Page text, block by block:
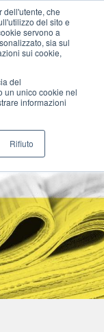
dell'utente, che
del sito e
servono a
sia sul
sui cookie,
del
un unico cookie nel
informazioni
Rifiuto
MENU